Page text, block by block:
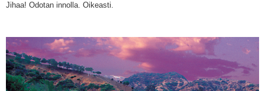
Jihaa! Odotan innolla. Oikeasti.